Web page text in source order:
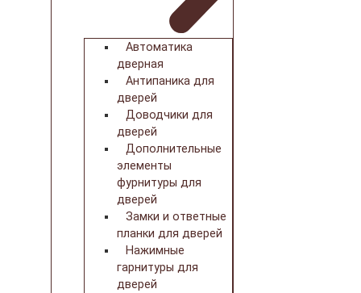
Автоматика
дверная
Антипаника для
дверей
Доводчики для
дверей
Дополнительные
элементы
фурнитуры для
дверей
Замки и ответные
планки для дверей
Нажимные
гарнитуры для
дверей